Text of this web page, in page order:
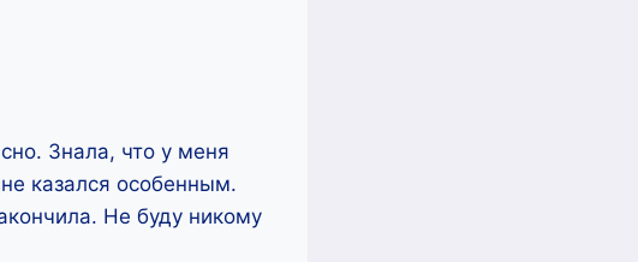
Знала, что у меня
казался особенным.
Не буду никому